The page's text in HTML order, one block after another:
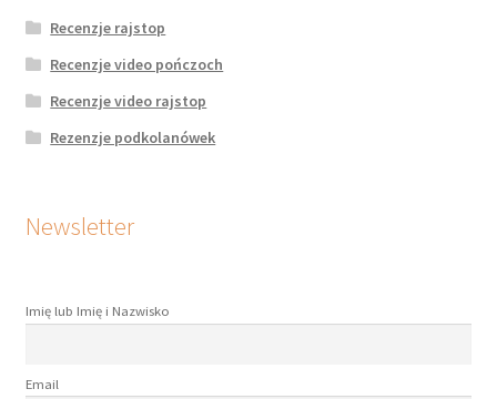
Recenzje rajstop
Recenzje video pończoch
Recenzje video rajstop
Rezenzje podkolanówek
Newsletter
Imię lub Imię i Nazwisko
Email